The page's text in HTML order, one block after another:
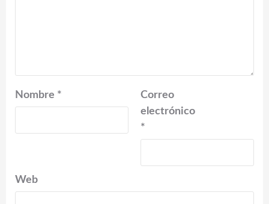
Nombre *
Correo
electrónico
*
Web